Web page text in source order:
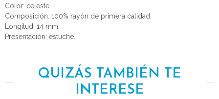
Color: celeste.
Composición: 100% rayón de primera calidad.
Longitud: 14 mm.
Presentación: estuche.
QUIZÁS TAMBIÉN TE
INTERESE